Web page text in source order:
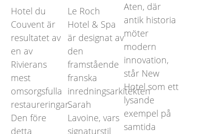
Hotel du
Couvent är
resultatet av
en av
Rivierans
mest
omsorgsfulla
restaureringar.
Den före
detta
Le Roch
Hotel & Spa
är designat av
den
framstående
franska
inredningsarkitekten
Sarah
Lavoine, vars
signaturstil
Aten, där
antik historia
möter
modern
innovation,
står New
Hotel som ett
lysande
exempel på
samtida